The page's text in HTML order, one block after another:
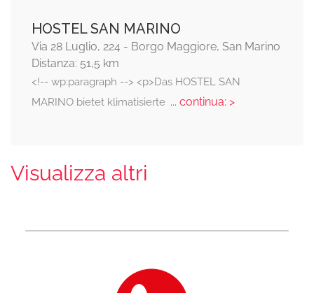
HOSTEL SAN MARINO
Via 28 Luglio, 224 - Borgo Maggiore, San Marino
Distanza: 51,5 km
<!-- wp:paragraph --> <p>Das HOSTEL SAN
MARINO bietet klimatisierte... continua: >
Visualizza altri